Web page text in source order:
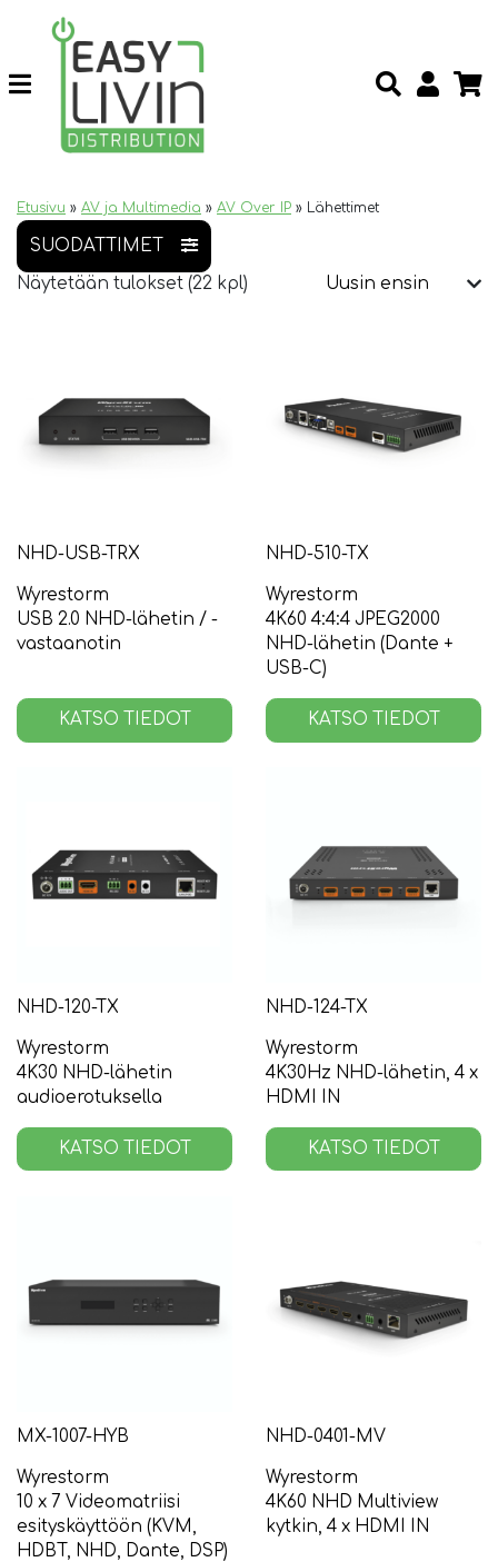
Etusivu » AV ja Multimedia » AV Over IP » Lähettimet
SUODATTIMET
Näytetään tulokset (22 kpl)
NHD-USB-TRX
Wyrestorm
USB 2.0 NHD-lähetin / -
vastaanotin
KATSO TIEDOT
NHD-510-TX
Wyrestorm
4K60 4:4:4 JPEG2000
NHD-lähetin (Dante +
USB-C)
KATSO TIEDOT
NHD-120-TX
Wyrestorm
4K30 NHD-lähetin
audioerotuksella
KATSO TIEDOT
NHD-124-TX
Wyrestorm
4K30Hz NHD-lähetin, 4 x
HDMI IN
KATSO TIEDOT
MX-1007-HYB
Wyrestorm
10 x 7 Videomatriisi
esityskäyttöön (KVM,
HDBT, NHD, Dante, DSP)
NHD-0401-MV
Wyrestorm
4K60 NHD Multiview
kytkin, 4 x HDMI IN